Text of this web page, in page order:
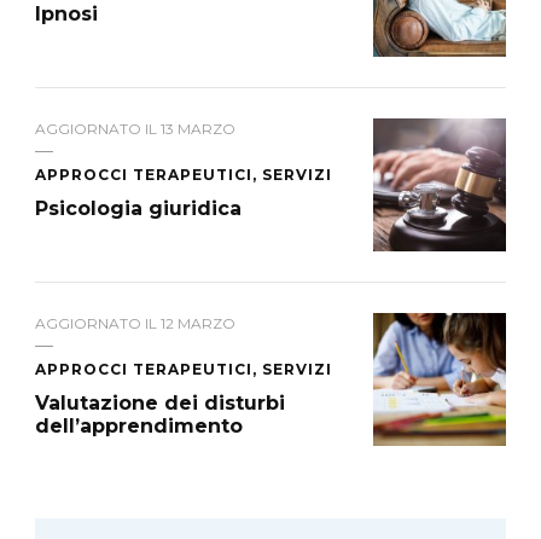
Ipnosi
AGGIORNATO IL 13 MARZO
APPROCCI TERAPEUTICI, SERVIZI
Psicologia giuridica
AGGIORNATO IL 12 MARZO
APPROCCI TERAPEUTICI, SERVIZI
Valutazione dei disturbi
dell’apprendimento